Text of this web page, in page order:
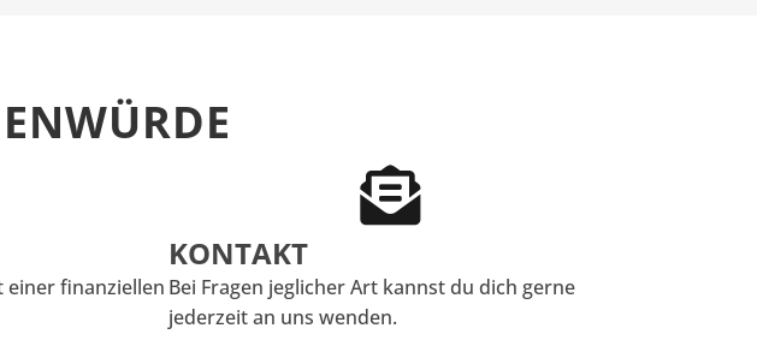
einer finanziellen
KONTAKT
Bei Fragen jeglicher Art kannst du dich gerne
jederzeit an uns wenden.